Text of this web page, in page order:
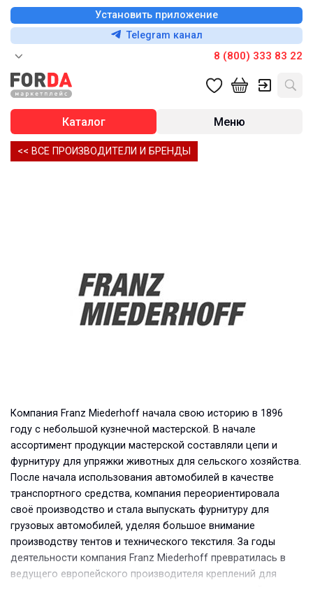
Установить приложение
Telegram канал
8 (800) 333 83 22
Каталог Меню
<< ВСЕ ПРОИЗВОДИТЕЛИ И БРЕНДЫ
Компания Franz Miederhoff начала свою историю в 1896
году с небольшой кузнечной мастерской. В начале
ассортимент продукции мастерской составляли цепи и
фурнитуру для упряжки животных для сельского хозяйства.
После начала использования автомобилей в качестве
транспортного средства, компания переориентировала
своё производство и стала выпускать фурнитуру для
грузовых автомобилей, уделяя большое внимание
производству тентов и технического текстиля. За годы
деятельности компания Franz Miederhoff превратилась в
ведущего европейского производителя креплений для